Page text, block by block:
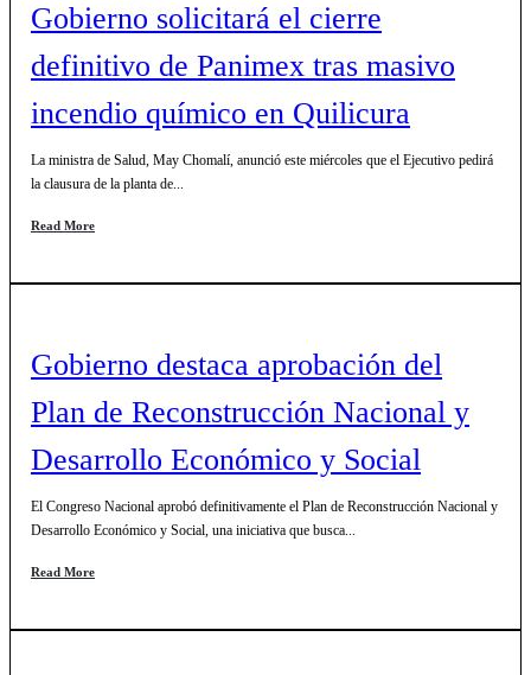
Gobierno solicitará el cierre
definitivo de Panimex tras masivo
incendio químico en Quilicura
La ministra de Salud, May Chomalí, anunció este miércoles que el Ejecutivo pedirá
la clausura de la planta de...
Read More
Gobierno destaca aprobación del
Plan de Reconstrucción Nacional y
Desarrollo Económico y Social
El Congreso Nacional aprobó definitivamente el Plan de Reconstrucción Nacional y
Desarrollo Económico y Social, una iniciativa que busca...
Read More